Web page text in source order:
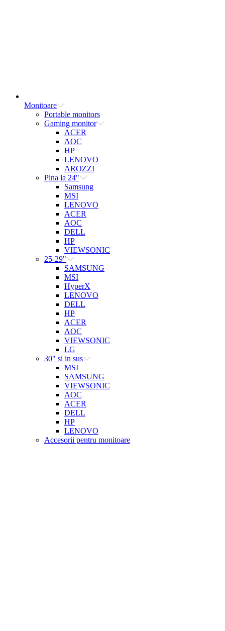
Monitoare
Portable monitors
Gaming monitor
ACER
AOC
HP
LENOVO
AROZZI
Pina la 24"
Samsung
MSI
LENOVO
ACER
AOC
DELL
HP
VIEWSONIC
25-29"
SAMSUNG
MSI
HyperX
LENOVO
DELL
HP
ACER
AOC
VIEWSONIC
LG
30" si in sus
MSI
SAMSUNG
VIEWSONIC
AOC
ACER
DELL
HP
LENOVO
Accesorii pentru monitoare